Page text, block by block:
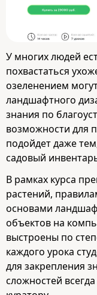
У многих людей
похвастаться
озеленением
ландшафтного
знания по
возможности для
подойдет даже
садовый
В рамках курса
растений,
основами
объектов на
выстроены по
каждого урока
для закрепления
сложностей